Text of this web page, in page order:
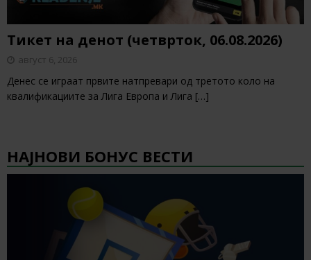
Тикет на денот (четврток, 06.08.2026)
август 6, 2026
Денес се играат првите натпревари од третото коло на
квалификациите за Лига Европа и Лига […]
НАЈНОВИ БОНУС ВЕСТИ